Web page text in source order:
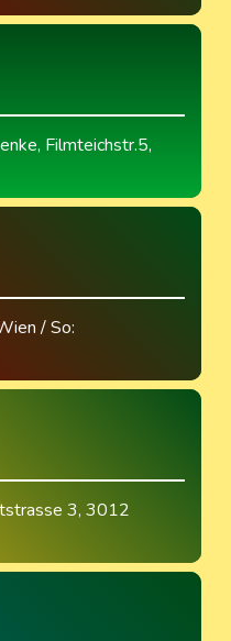
, Filmteichstr.5,
/ So:
3, 3012